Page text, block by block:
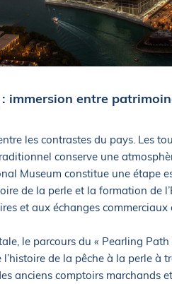
immersion entre
les contrastes du pays. Les
conserve une
Museum constitue une étape
de la perle et la formation de
et aux échanges
le parcours du « Pearling Path
l’histoire de la pêche à la perle à
anciens comptoirs marchands